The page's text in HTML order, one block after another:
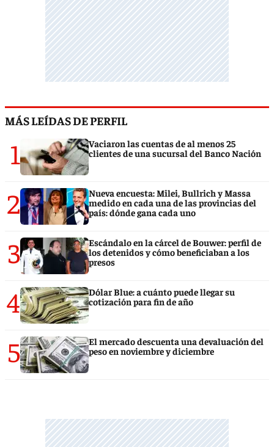
MÁS LEÍDAS DE PERFIL
1
Vaciaron las cuentas de al menos 25
clientes de una sucursal del Banco Nación
2
Nueva encuesta: Milei, Bullrich y Massa
medido en cada una de las provincias del
país: dónde gana cada uno
3
Escándalo en la cárcel de Bouwer: perfil de
los detenidos y cómo beneficiaban a los
presos
4
Dólar Blue: a cuánto puede llegar su
cotización para fin de año
5
El mercado descuenta una devaluación del
peso en noviembre y diciembre